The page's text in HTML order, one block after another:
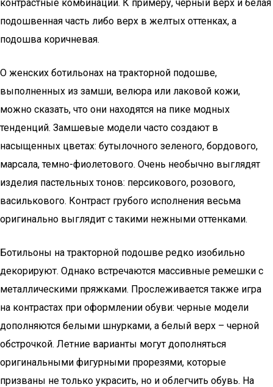
контрастные комбинации. К примеру, черный верх и белая
подошвенная часть либо верх в желтых оттенках, а
подошва коричневая.
О женских ботильонах на тракторной подошве,
выполненных из замши, велюра или лаковой кожи,
можно сказать, что они находятся на пике модных
тенденций. Замшевые модели часто создают в
насыщенных цветах: бутылочного зеленого, бордового,
марсала, темно-фиолетового. Очень необычно выглядят
изделия пастельных тонов: персикового, розового,
василькового. Контраст грубого исполнения весьма
оригинально выглядит с такими нежными оттенками.
Ботильоны на тракторной подошве редко изобильно
декорируют. Однако встречаются массивные ремешки с
металлическими пряжками. Прослеживается также игра
на контрастах при оформлении обуви: черные модели
дополняются белыми шнурками, а белый верх – черной
обстрочкой. Летние варианты могут дополняться
оригинальными фигурными прорезями, которые
призваны не только украсить, но и облегчить обувь. На